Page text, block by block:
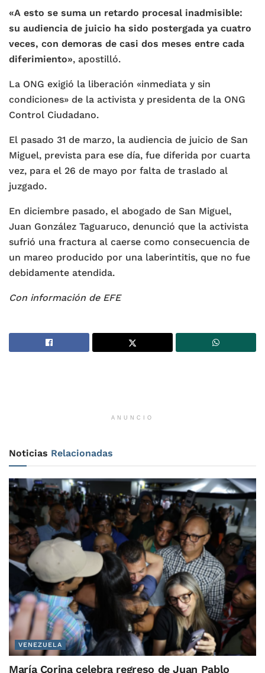
«A esto se suma un retardo procesal inadmisible:
su audiencia de juicio ha sido postergada ya cuatro
veces, con demoras de casi dos meses entre cada
diferimiento», apostilló.
La ONG exigió la liberación «inmediata y sin
condiciones» de la activista y presidenta de la ONG
Control Ciudadano.
El pasado 31 de marzo, la audiencia de juicio de San
Miguel, prevista para ese día, fue diferida por cuarta
vez, para el 26 de mayo por falta de traslado al
juzgado.
En diciembre pasado, el abogado de San Miguel,
Juan González Taguaruco, denunció que la activista
sufrió una fractura al caerse como consecuencia de
un mareo producido por una laberintitis, que no fue
debidamente atendida.
Con información de EFE
ANUNCIO
Noticias Relacionadas
VENEZUELA
María Corina celebra regreso de Juan Pablo